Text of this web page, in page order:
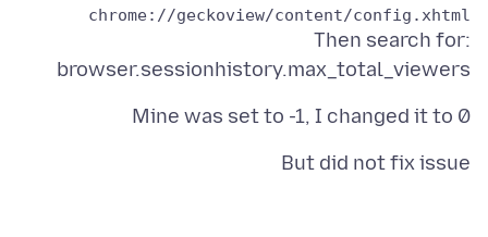
chrome://geckoview/content/config.xhtml
Then search for:
browser.sessionhistory.max_total_viewers
Mine was set to -1, I changed it to 0
But did not fix issue